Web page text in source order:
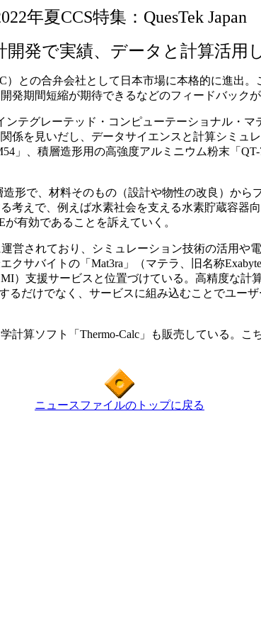
年夏CCS特集：QuesTek Japan
開発で実績、データと計算活用
）との合弁会社として日本市場に本格的に進出
期間短縮が期待できるなどのフィードバック
テグレーテッド・コンピューテーショナル・
係を見いだし、データサイエンスと計算シミュ
」、積層造形用の高強度アルミニウム粉末「
形で、材料そのもの（設計や物性の改良）から
考えで、例えば水素社会を支える水素貯蔵容器
有効であることを訴えていく。
されており、シミュレーション技術の活用や
サバイトの「Mat3ra」（マテラ、旧名称
）支援サービスと位置づけている。高精度な
るだけでなく、サービスに組み込むことでユー
算ソフト「Thermo-Calc」も販売している。こ
ニュースファイルのトップに戻る